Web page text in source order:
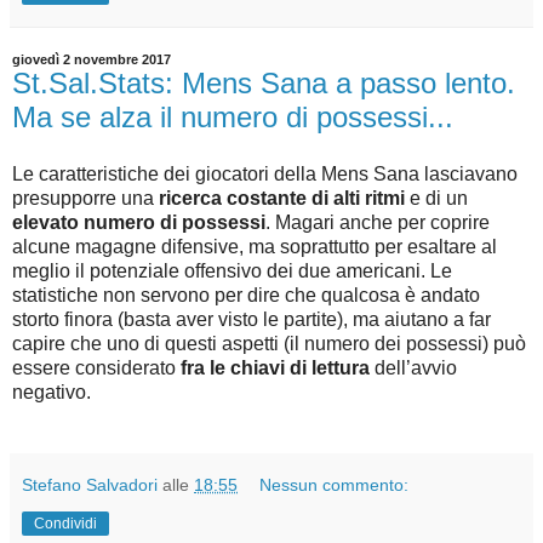
giovedì 2 novembre 2017
St.Sal.Stats: Mens Sana a passo lento.
Ma se alza il numero di possessi...
Le caratteristiche dei giocatori della Mens Sana lasciavano
presupporre una ricerca costante di alti ritmi e di un
elevato numero di possessi. Magari anche per coprire
alcune magagne difensive, ma soprattutto per esaltare al
meglio il potenziale offensivo dei due americani. Le
statistiche non servono per dire che qualcosa è andato
storto finora (basta aver visto le partite), ma aiutano a far
capire che uno di questi aspetti (il numero dei possessi) può
essere considerato fra le chiavi di lettura dell’avvio
negativo.
Stefano Salvadori alle 18:55 Nessun commento:
Condividi